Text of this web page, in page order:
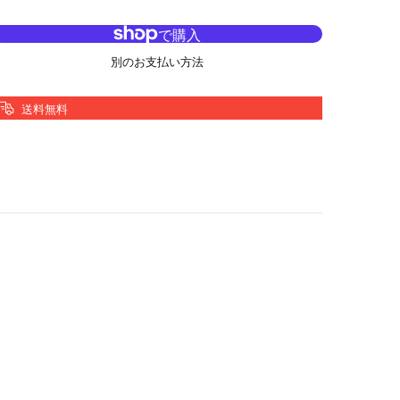
別のお支払い方法
送料無料